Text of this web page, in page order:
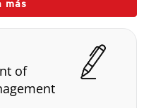
más
of